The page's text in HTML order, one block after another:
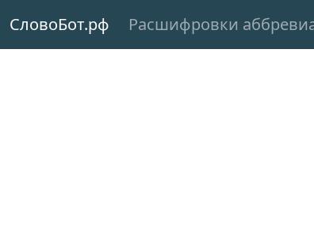
СловоБот.рф Расшифровки